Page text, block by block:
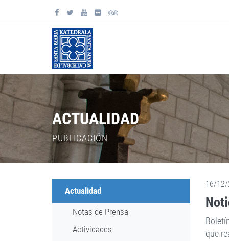
ACTUALIDAD
PUBLICACIÓN
Actualidad
Notas de Prensa
Actividades
16/
que